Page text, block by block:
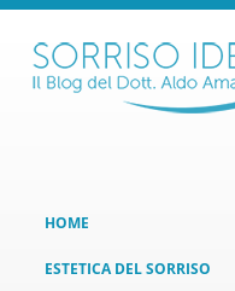
HOME
ESTETICA DEL SORRISO